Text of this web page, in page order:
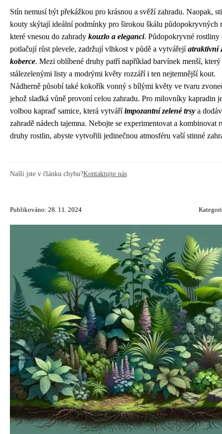
Stín nemusí být překážkou pro krásnou a svěží zahradu. Naopak,
kouty skýtají ideální podmínky pro širokou škálu půdopokryvných
které vnesou do zahrady kouzlo a eleganci. Půdopokryvné rostliny
potlačují růst plevele, zadržují vlhkost v půdě a vytvářejíatraktivní
koberce. Mezi oblíbené druhy patří například barvínek menší,
stálezelenými listy a modrými květy rozzáří i ten nejtemnější kout.
Nádherně působí také kokořík vonný s bílými květy ve tvaru
jehož sladká vůně provoní celou zahradu. Pro milovníky kapradin
volbou kapraď samice, která vytváříimpozantní zelené trsy a
zahradě nádech tajemna. Nebojte se experimentovat a kombinovat
druhy rostlin, abyste vytvořili jedinečnou atmosféru vaší stinné
Našli jste v článku chybu?Kontaktujte nás
Publikováno: 28. 11. 2024